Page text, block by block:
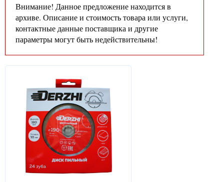
Внимание! Данное предложение находится в
архиве. Описание и стоимость товара или услуги,
контактные данные поставщика и другие
параметры могут быть недействительны!